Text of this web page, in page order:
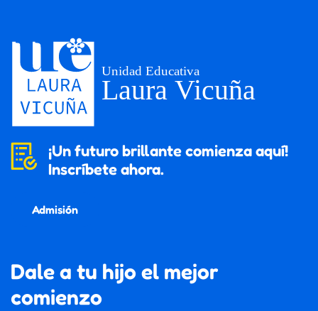
¡Un futuro brillante comienza aquí!
Inscríbete ahora.
Admisión
Dale a tu hijo el mejor
comienzo